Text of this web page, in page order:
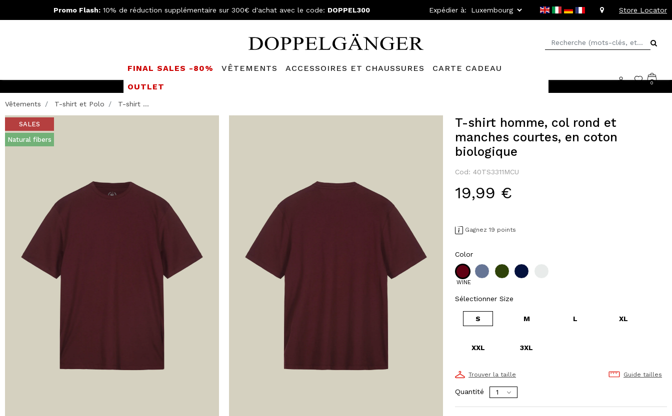
Promo Flash: 10% de réduction supplémentaire sur 300€ d'achat avec le code: DOPPEL300 Expédier à: Store Locator
FINAL SALES -80% VÊTEMENTS ACCESSOIRES ET CHAUSSURES
CARTE CADEAU
OUTLET
0
Vêtements T-shirt et Polo T-shirt ...
SALES
Natural fibers
T-shirt homme, col rond et
manches courtes, en coton
biologique
Cod: 40TS3311MCU
19,99 €
Gagnez 19 points
Color
WINE
Sélectionner Size
S M L XL
XXL 3XL
Trouver la taille Guide tailles
Quantité